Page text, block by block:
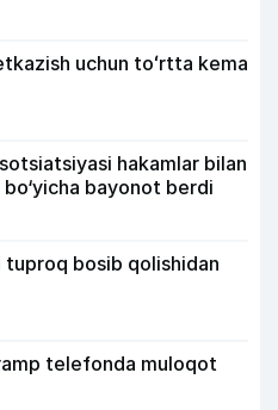
uchun toʻrtta kema
hakamlar bilan
bayonot berdi
tuproq bosib qolishidan
telefonda muloqot